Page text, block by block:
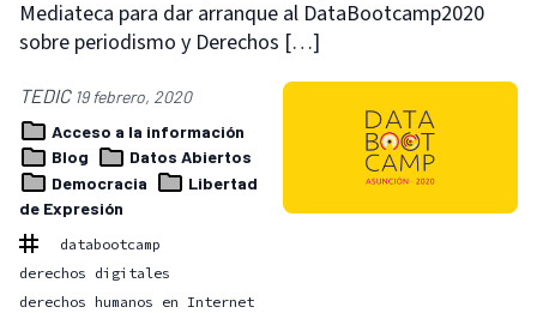
Mediateca para dar arranque al DataBootcamp2020
sobre periodismo y Derechos […]
TEDIC 19 febrero, 2020
Acceso a la información
Blog
Datos Abiertos
Democracia
Libertad
de Expresión
databootcamp
derechos digitales
derechos humanos en Internet